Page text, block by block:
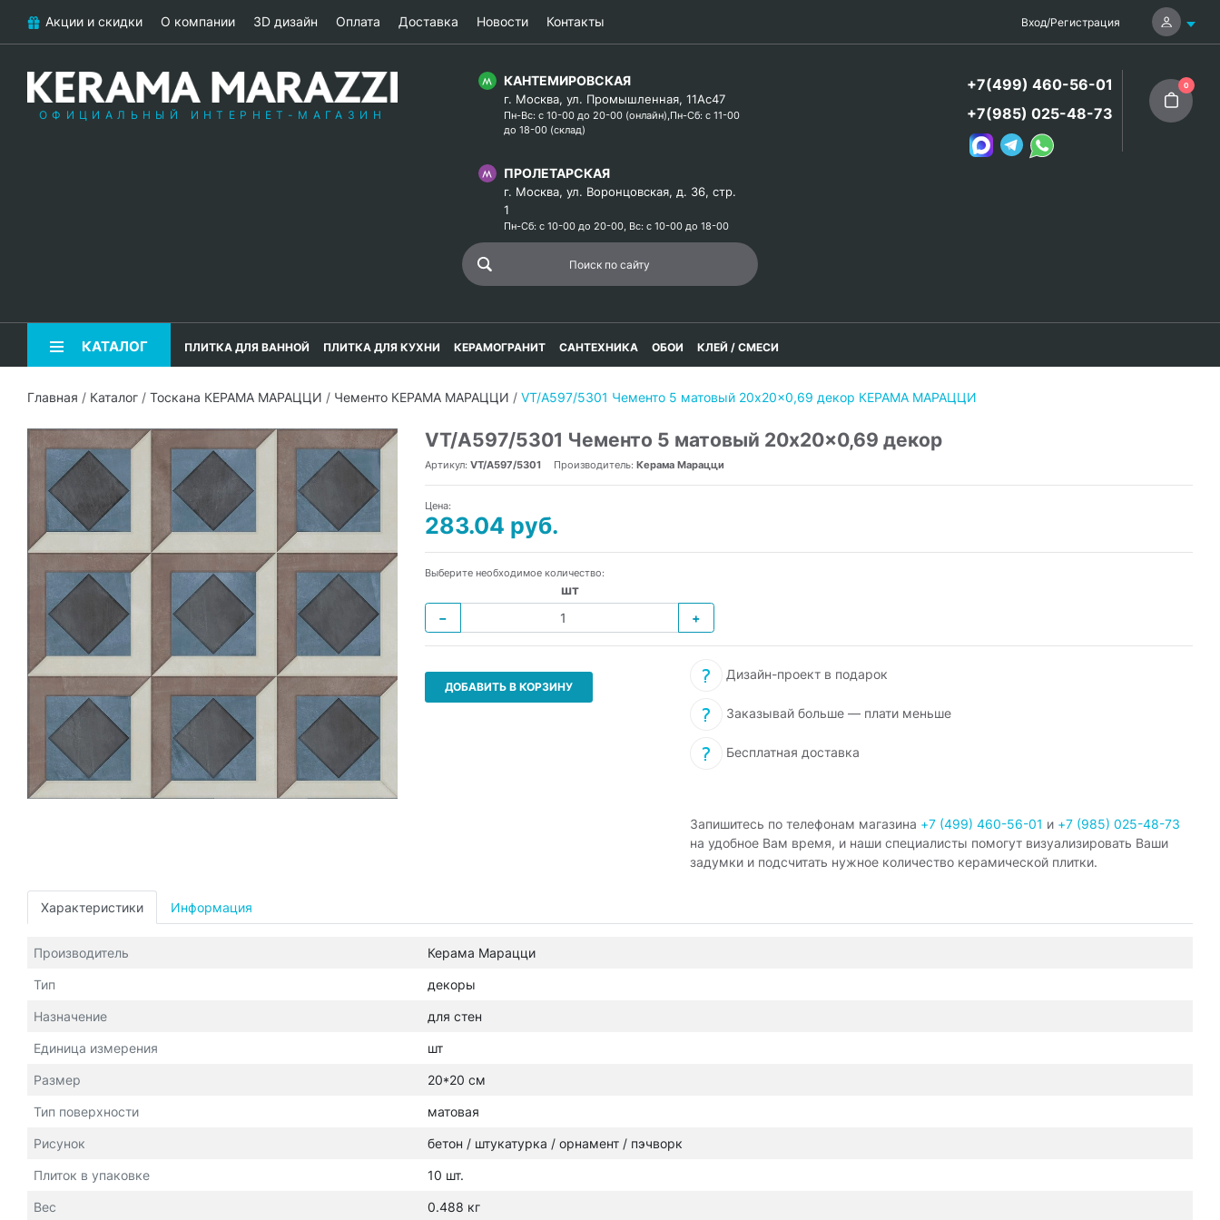
Акции и скидки О компании 3D дизайн Оплата Доставка Новости Контакты Вход/Регистрация
ОФИЦИАЛЬНЫЙ ИНТЕРНЕТ-МАГАЗИН
КАНТЕМИРОВСКАЯ
г. Москва, ул. Промышленная, 11Ас47
Пн-Вс: с 10-00 до 20-00 (онлайн),Пн-Сб: с 11-00
до 18-00 (склад)
ПРОЛЕТАРСКАЯ
г. Москва, ул. Воронцовская, д. 36, стр.
1
Пн-Сб: с 10-00 до 20-00, Вс: с 10-00 до 18-00
+7(499) 460-56-01
+7(985) 025-48-73
0
КАТАЛОГ ПЛИТКА ДЛЯ ВАННОЙ ПЛИТКА ДЛЯ КУХНИ КЕРАМОГРАНИТ САНТЕХНИКА ОБОИ КЛЕЙ / СМЕСИ
Главная / Каталог / Тоскана КЕРАМА МАРАЦЦИ / Чементо КЕРАМА МАРАЦЦИ / VT/A597/5301 Чементо 5 матовый 20x20x0,69 декор КЕРАМА МАРАЦЦИ
VT/A597/5301 Чементо 5 матовый 20x20x0,69 декор
Артикул: VT/A597/5301 Производитель: Керама Марацци
Цена:
283.04 руб.
Выберите необходимое количество:
шт
−
+
ДОБАВИТЬ В КОРЗИНУ
Дизайн-проект в подарок
Заказывай больше — плати меньше
Бесплатная доставка
Запишитесь по телефонам магазина +7 (499) 460-56-01 и +7 (985) 025-48-73
на удобное Вам время, и наши специалисты помогут визуализировать Ваши
задумки и подсчитать нужное количество керамической плитки.
Характеристики Информация
Производитель Керама Марацци
Тип декоры
Назначение для стен
Единица измерения шт
Размер 20*20 см
Тип поверхности матовая
Рисунок бетон / штукатурка / орнамент / пэчворк
Плиток в упаковке 10 шт.
Вес 0.488 кг